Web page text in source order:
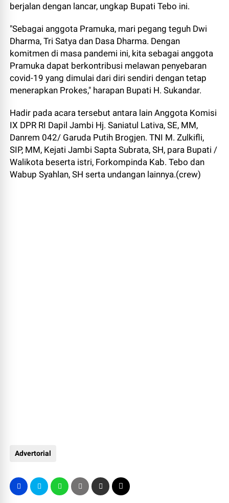
berjalan dengan lancar, ungkap Bupati Tebo ini.
"Sebagai anggota Pramuka, mari pegang teguh Dwi
Dharma, Tri Satya dan Dasa Dharma. Dengan
komitmen di masa pandemi ini, kita sebagai anggota
Pramuka dapat berkontribusi melawan penyebaran
covid-19 yang dimulai dari diri sendiri dengan tetap
menerapkan Prokes," harapan Bupati H. Sukandar.
Hadir pada acara tersebut antara lain Anggota Komisi
IX DPR RI Dapil Jambi Hj. Saniatul Lativa, SE, MM,
Danrem 042/ Garuda Putih Brogjen. TNI M. Zulkifli,
SIP, MM, Kejati Jambi Sapta Subrata, SH, para Bupati /
Walikota beserta istri, Forkompinda Kab. Tebo dan
Wabup Syahlan, SH serta undangan lainnya.(crew)
Advertorial